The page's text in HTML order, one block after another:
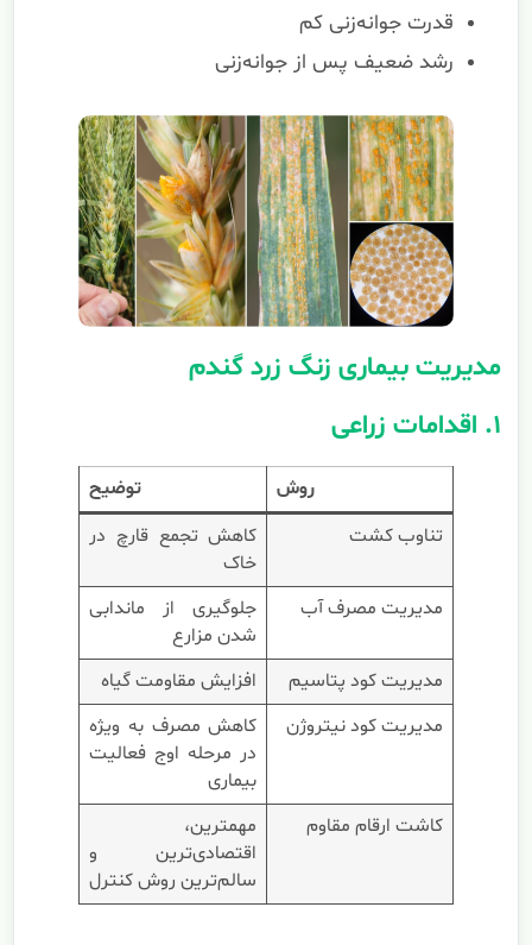
قدرت جوانه‌زنی کم
رشد ضعیف پس از جوانه‌زنی
مدیریت بیماری زنگ زرد گندم
۱. اقدامات زراعی
روش
توضیح
تناوب کشت
کاهش تجمع قارچ در
خاک
مدیریت مصرف آب
جلوگیری از ماندابی
شدن مزارع
مدیریت کود پتاسیم
افزایش مقاومت گیاه
مدیریت کود نیتروژن
کاهش مصرف به ویژه
در مرحله اوج فعالیت
بیماری
کاشت ارقام مقاوم
مهمترین،
اقتصادی‌ترین و
سالم‌ترین روش کنترل